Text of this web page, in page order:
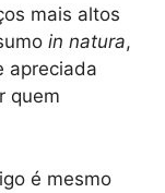
mais altos
in natura,
apreciada
quem
é mesmo